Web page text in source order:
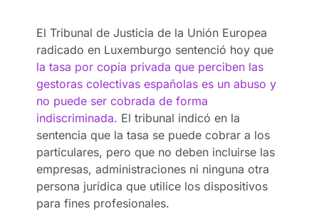
El Tribunal de Justicia de la Unión Europea
radicado en Luxemburgo sentenció hoy que
la tasa por copia privada que perciben las
gestoras colectivas españolas es un abuso y
no puede ser cobrada de forma
indiscriminada. El tribunal indicó en la
sentencia que la tasa se puede cobrar a los
particulares, pero que no deben incluirse las
empresas, administraciones ni ninguna otra
persona jurídica que utilice los dispositivos
para fines profesionales.